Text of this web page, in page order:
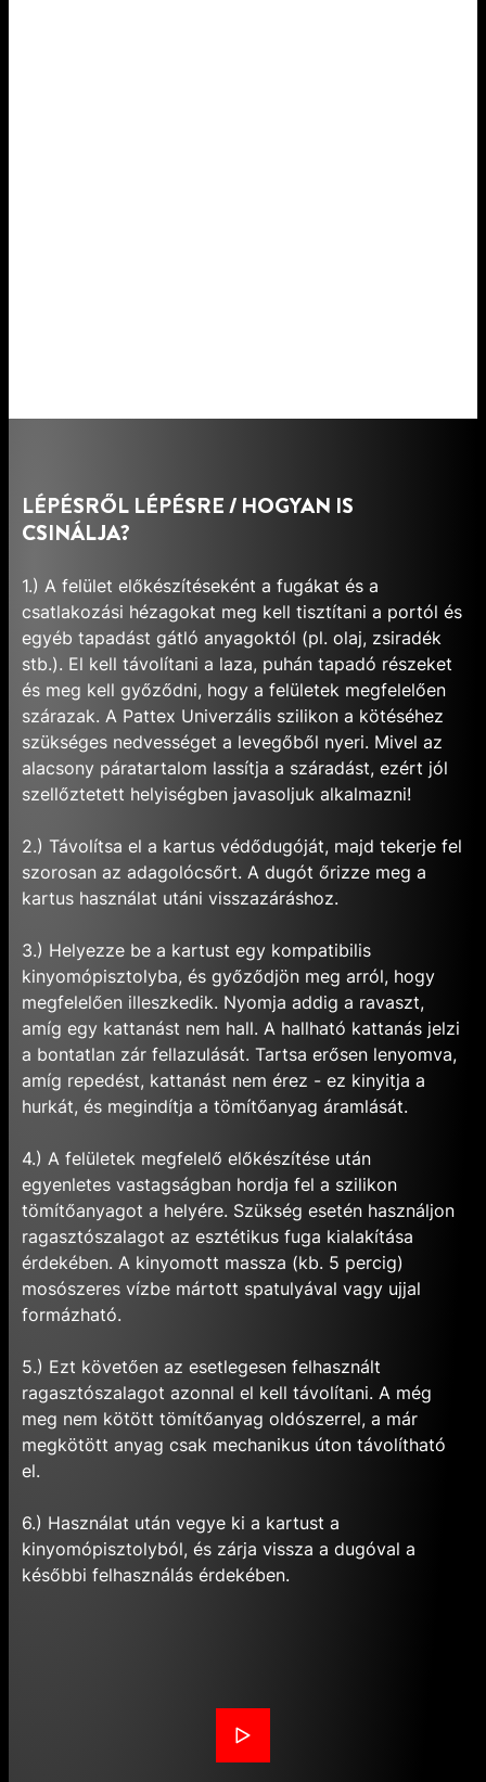
LÉPÉSRŐL LÉPÉSRE / HOGYAN IS
CSINÁLJA?
1.) A felület előkészítéseként a fugákat és a
csatlakozási hézagokat meg kell tisztítani a portól és
egyéb tapadást gátló anyagoktól (pl. olaj, zsiradék
stb.). El kell távolítani a laza, puhán tapadó részeket
és meg kell győződni, hogy a felületek megfelelően
szárazak. A Pattex Univerzális szilikon a kötéséhez
szükséges nedvességet a levegőből nyeri. Mivel az
alacsony páratartalom lassítja a száradást, ezért jól
szellőztetett helyiségben javasoljuk alkalmazni!
2.) Távolítsa el a kartus védődugóját, majd tekerje fel
szorosan az adagolócsőrt. A dugót őrizze meg a
kartus használat utáni visszazáráshoz.
3.) Helyezze be a kartust egy kompatibilis
kinyomópisztolyba, és győződjön meg arról, hogy
megfelelően illeszkedik. Nyomja addig a ravaszt,
amíg egy kattanást nem hall. A hallható kattanás jelzi
a bontatlan zár fellazulását. Tartsa erősen lenyomva,
amíg repedést, kattanást nem érez - ez kinyitja a
hurkát, és megindítja a tömítőanyag áramlását.
4.) A felületek megfelelő előkészítése után
egyenletes vastagságban hordja fel a szilikon
tömítőanyagot a helyére. Szükség esetén használjon
ragasztószalagot az esztétikus fuga kialakítása
érdekében. A kinyomott massza (kb. 5 percig)
mosószeres vízbe mártott spatulyával vagy ujjal
formázható.
5.) Ezt követően az esetlegesen felhasznált
ragasztószalagot azonnal el kell távolítani. A még
meg nem kötött tömítőanyag oldószerrel, a már
megkötött anyag csak mechanikus úton távolítható
el.
6.) Használat után vegye ki a kartust a
kinyomópisztolyból, és zárja vissza a dugóval a
későbbi felhasználás érdekében.